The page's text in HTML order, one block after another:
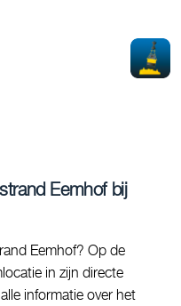
Eemhof bij
Eemhof? Op de
in zijn directe
informatie over het